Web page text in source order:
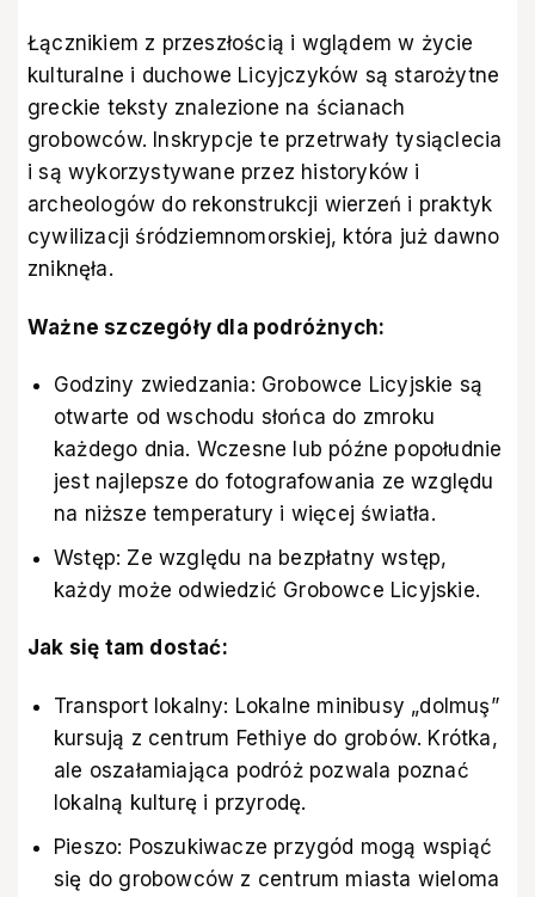
Łącznikiem z przeszłością i wglądem w życie
kulturalne i duchowe Licyjczyków są starożytne
greckie teksty znalezione na ścianach
grobowców. Inskrypcje te przetrwały tysiąclecia
i są wykorzystywane przez historyków i
archeologów do rekonstrukcji wierzeń i praktyk
cywilizacji śródziemnomorskiej, która już dawno
zniknęła.
Ważne szczegóły dla podróżnych:
Godziny zwiedzania: Grobowce Licyjskie są
otwarte od wschodu słońca do zmroku
każdego dnia. Wczesne lub późne popołudnie
jest najlepsze do fotografowania ze względu
na niższe temperatury i więcej światła.
Wstęp: Ze względu na bezpłatny wstęp,
każdy może odwiedzić Grobowce Licyjskie.
Jak się tam dostać:
Transport lokalny: Lokalne minibusy „dolmuş”
kursują z centrum Fethiye do grobów. Krótka,
ale oszałamiająca podróż pozwala poznać
lokalną kulturę i przyrodę.
Pieszo: Poszukiwacze przygód mogą wspiąć
się do grobowców z centrum miasta wieloma